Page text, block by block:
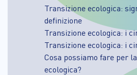
Transizione ecologica:
definizione
Transizione ecologica: i
Transizione ecologica: i
Cosa possiamo fare per
ecologica?